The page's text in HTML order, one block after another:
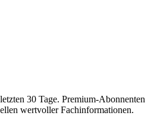
30 Tage. Premium-Abonnenten
wertvoller Fachinformationen.